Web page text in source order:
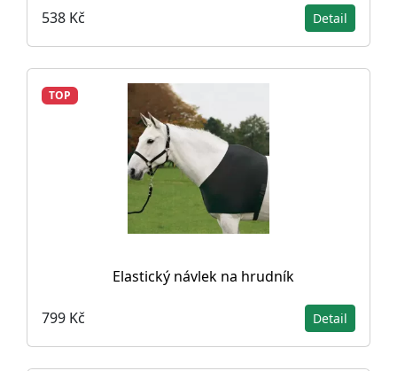
538 Kč Detail
TOP
Elastický návlek na hrudník
799 Kč Detail